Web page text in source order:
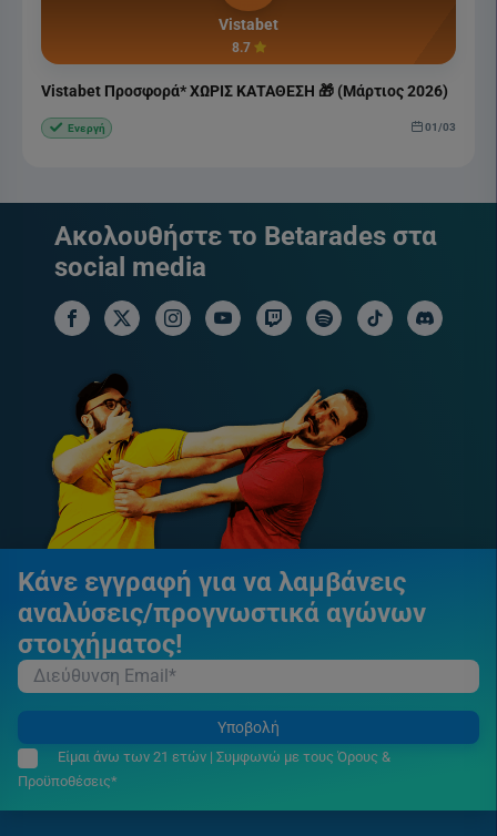
Vistabet
8.7
Vistabet Προσφορά* ΧΩΡΙΣ ΚΑΤΑΘΕΣΗ 🎁 (Μάρτιος 2026)
Ενεργή 01/03
Κάνε εγγραφή για να λαμβάνεις
αναλύσεις/προγνωστικά αγώνων
στοιχήματος!
Υποβολή
Είμαι άνω των 21 ετών | Συμφωνώ με τους Όρους &
Προϋποθέσεις*
Ακολουθήστε το Betarades στα
social media
facebook social link
x social linkinstagram social link
youtube social link
twitch social link
spotify social link
tiktok social link
discord